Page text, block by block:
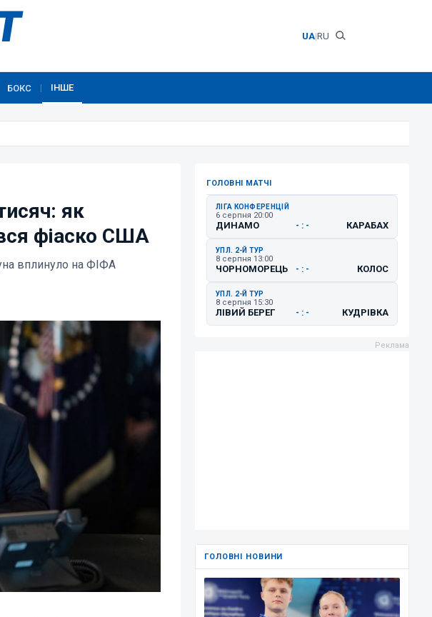
UA|RU
БОКС ІНШЕ
як
фіаско США
вплинуло на ФІФА
ГОЛОВНІ МАТЧІ
ЛІГА КОНФЕРЕНЦІЙ
6 серпня 20:00
ДИНАМО - : - КАРАБАХ
УПЛ. 2-Й ТУР
8 серпня 13:00
ЧОРНОМОРЕЦЬ - : - КОЛОС
УПЛ. 2-Й ТУР
8 серпня 15:30
ЛІВИЙ БЕРЕГ - : - КУДРІВКА
ГОЛОВНІ НОВИНИ